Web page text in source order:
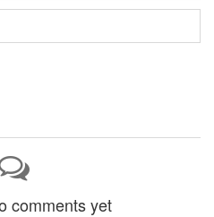
comments yet